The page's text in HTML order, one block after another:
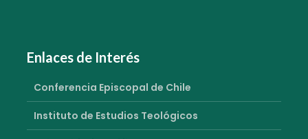
Enlaces de Interés
Conferencia Episcopal de Chile
Instituto de Estudios Teológicos